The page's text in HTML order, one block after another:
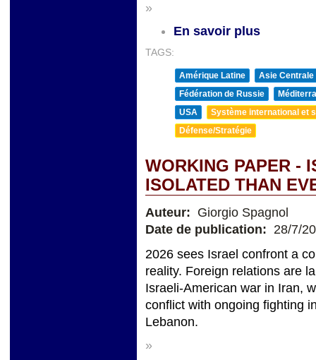
»
En savoir plus
TAGS:
Amérique Latine
Asie Centrale
Fédération de Russie
USA
Système international et
Défense/Stratégie
WORKING PAPER -
ISOLATED THAN
Auteur: Giorgio Spagnol
Date de publication: 28/7/
2026 sees Israel confront a
reality. Foreign relations are
Israeli-American war in Iran,
conflict with ongoing fighting
Lebanon.
»